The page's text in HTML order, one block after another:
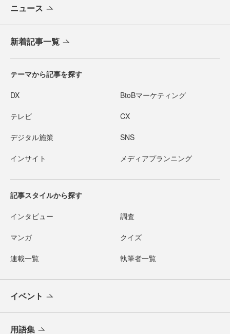
ニュース
新着記事一覧
テーマから記事を探す
DX BtoBマーケティング
テレビ CX
デジタル施策 SNS
インサイト メディアプランニング
記事スタイルから探す
インタビュー 調査
マンガ クイズ
連載一覧 執筆者一覧
イベント
用語集